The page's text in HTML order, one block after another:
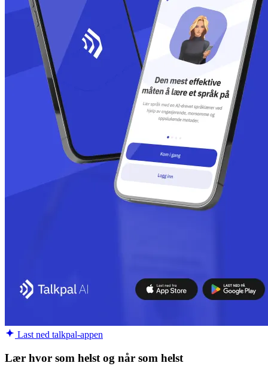
Last ned talkpal-appen
Lær hvor som helst og når som helst